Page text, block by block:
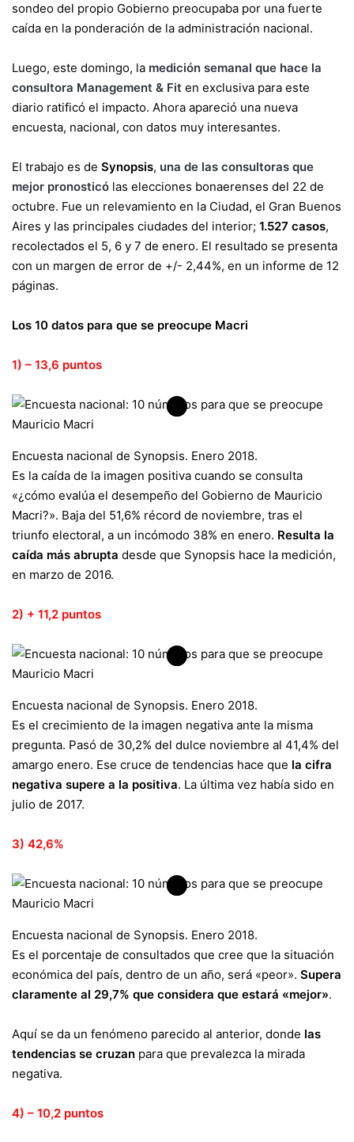
sondeo del propio Gobierno preocupaba por una fuerte
caída en la ponderación de la administración nacional.
Luego, este domingo, la medición semanal que hace la
consultora Management & Fit en exclusiva para este
diario ratificó el impacto. Ahora apareció una nueva
encuesta, nacional, con datos muy interesantes.
El trabajo es de Synopsis, una de las consultoras que
mejor pronosticó las elecciones bonaerenses del 22 de
octubre. Fue un relevamiento en la Ciudad, el Gran Buenos
Aires y las principales ciudades del interior; 1.527 casos,
recolectados el 5, 6 y 7 de enero. El resultado se presenta
con un margen de error de +/- 2,44%, en un informe de 12
páginas.
Los 10 datos para que se preocupe Macri
1) – 13,6 puntos​
Encuesta nacional de Synopsis. Enero 2018.
​Es la caída de la imagen positiva cuando se consulta
«¿cómo evalúa el desempeño del Gobierno de Mauricio
Macri?». Baja del 51,6% récord de noviembre, tras el
triunfo electoral, a un incómodo 38% en enero. Resulta la
caída más abrupta desde que Synopsis hace la medición,
en marzo de 2016.
2) + 11,2 puntos
Encuesta nacional de Synopsis. Enero 2018.
Es el crecimiento de la imagen negativa ante la misma
pregunta. Pasó de 30,2% del dulce noviembre al 41,4% del
amargo enero. Ese cruce de tendencias hace que la cifra
negativa supere a la positiva. La última vez había sido en
julio de 2017.
3) 42,6%
Encuesta nacional de Synopsis. Enero 2018.
Es el porcentaje de consultados que cree que la situación
económica del país, dentro de un año, será «peor». Supera
claramente al 29,7% que considera que estará «mejor».
Aquí se da un fenómeno parecido al anterior, donde las
tendencias se cruzan para que prevalezca la mirada
negativa.
4) – 10,2 puntos